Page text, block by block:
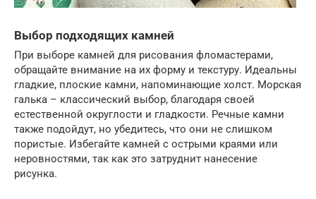
Выбор подходящих камней
При выборе камней для рисования фломастерами,
обращайте внимание на их форму и текстуру. Идеальны
гладкие, плоские камни, напоминающие холст. Морская
галька – классический выбор, благодаря своей
естественной округлости и гладкости. Речные камни
также подойдут, но убедитесь, что они не слишком
пористые. Избегайте камней с острыми краями или
неровностями, так как это затруднит нанесение
рисунка.